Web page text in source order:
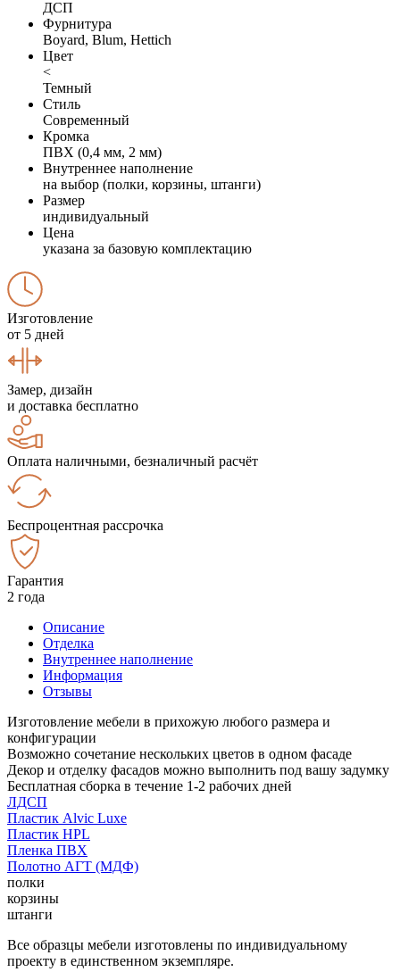
ДСП
Фурнитура
Boyard, Blum, Hettich
Цвет
<
Темный
Стиль
Современный
Кромка
ПВХ (0,4 мм, 2 мм)
Внутреннее наполнение
на выбор (полки, корзины, штанги)
Размер
индивидуальный
Цена
указана за базовую комплектацию
Изготовление
от 5 дней
Замер, дизайн
и доставка бесплатно
Оплата наличными, безналичный расчёт
Беспроцентная рассрочка
Гарантия
2 года
Описание
Отделка
Внутреннее наполнение
Информация
Отзывы
Изготовление мебели в прихожую любого размера и
конфигурации
Возможно сочетание нескольких цветов в одном фасаде
Декор и отделку фасадов можно выполнить под вашу задумку
Бесплатная сборка в течение 1-2 рабочих дней
ЛДСП
Пластик Alvic Luxe
Пластик HPL
Пленка ПВХ
Полотно АГТ (МДФ)
полки
корзины
штанги
Все образцы мебели изготовлены по индивидуальному
проекту в единственном экземпляре.